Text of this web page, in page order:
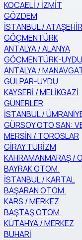
KOCAELİ / İZMİT
GÖZDEM
İSTANBUL / ATAŞEHİR
GÖÇMENTÜRK
ANTALYA / ALANYA
GÖÇMENTÜRK-UYDU
ANTALYA /
GÜLPAR-UYDU
KAYSERİ / MELİKGAZİ
GÜNERLER
İSTANBUL /
GÜRSOY OTO SAN:
MERSİN / TOROSLAR
GİRAY TURİZM
KAHRAMANMARAŞ /
BAYRAK OTOM.
İSTANBUL / KARTAL
BAŞARAN OTOM.
KARS / MERKEZ
BAŞTAŞ OTOM.
KÜTAHYA / MERKEZ
BUHARİ